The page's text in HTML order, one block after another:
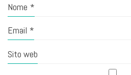
Nome *
Email *
Sito web